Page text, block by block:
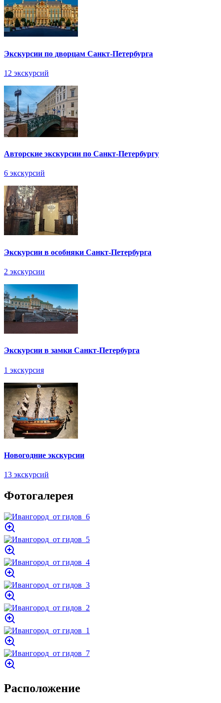
Экскурсии по дворцам Санкт-Петербурга
12 экскурсий
Авторские экскурсии по Санкт-Петербургу
6 экскурсий
Экскурсии в особняки Санкт-Петербурга
2 экскурсии
Экскурсии в замки Санкт-Петербурга
1 экскурсия
Новогодние экскурсии
13 экскурсий
Фотогалерея
Расположение